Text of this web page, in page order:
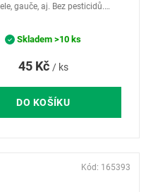
45 Kč / ks
DO KOŠÍKU
gauče, aj. Bez pesticidů.
Skladem>10 ks
Kód: 165393